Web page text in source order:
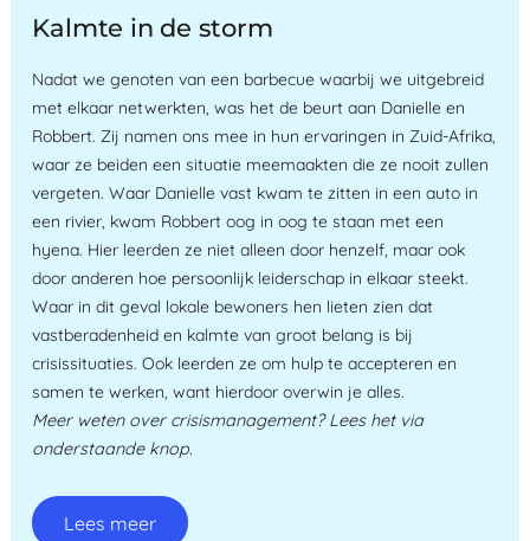
Kalmte in de storm
Nadat we genoten van een barbecue waarbij we uitgebreid
met elkaar netwerkten, was het de beurt aan Danielle en
Robbert. Zij namen ons mee in hun ervaringen in Zuid-Afrika,
waar ze beiden een situatie meemaakten die ze nooit zullen
vergeten. Waar Danielle vast kwam te zitten in een auto in
een rivier, kwam Robbert oog in oog te staan met een
hyena. Hier leerden ze niet alleen door henzelf, maar ook
door anderen hoe persoonlijk leiderschap in elkaar steekt.
Waar in dit geval lokale bewoners hen lieten zien dat
vastberadenheid en kalmte van groot belang is bij
crisissituaties. Ook leerden ze om hulp te accepteren en
samen te werken, want hierdoor overwin je alles.
Meer weten over crisismanagement? Lees het via
onderstaande knop.
Lees meer